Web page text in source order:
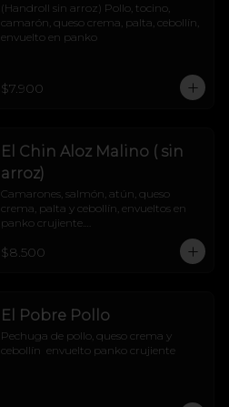
(Handroll sin arroz) Pollo, tocino,
camarón, queso crema, palta, cebollín,
envuelto en panko
$7.900
El Chin Aloz Malino ( sin
arroz)
Camarones, salmón, atún, queso
crema, palta y cebollín, envueltos en
panko crujiente.
Cremosito, marino y explosivo. ¡Un trío
marino sin arroz, pero con pura
$8.500
El Pobre Pollo
Pechuga de pollo, queso crema y
cebollín  envuelto panko crujiente